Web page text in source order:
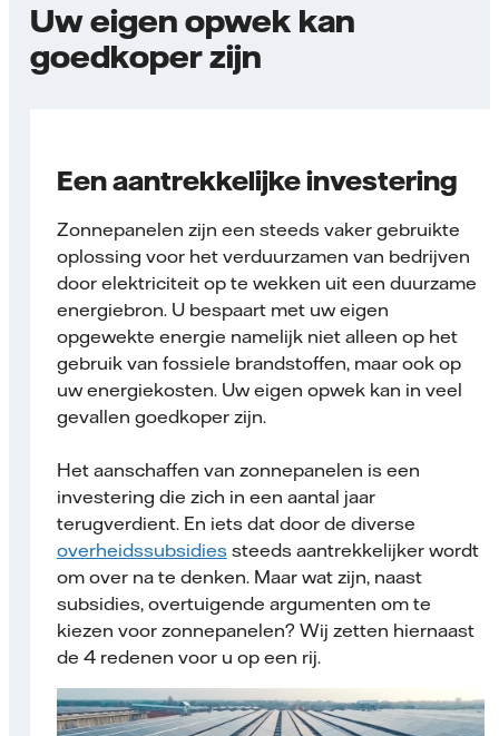
Uw eigen opwek kan
goedkoper zijn
Een aantrekkelijke investering
Zonnepanelen zijn een steeds vaker gebruikte
oplossing voor het verduurzamen van bedrijven
door elektriciteit op te wekken uit een duurzame
energiebron. U bespaart met uw eigen
opgewekte energie namelijk niet alleen op het
gebruik van fossiele brandstoffen, maar ook op
uw energiekosten. Uw eigen opwek kan in veel
gevallen goedkoper zijn.
Het aanschaffen van zonnepanelen is een
investering die zich in een aantal jaar
terugverdient. En iets dat door de diverse
overheidssubsidiessteeds aantrekkelijker wordt
om over na te denken. Maar wat zijn, naast
subsidies, overtuigende argumenten om te
kiezen voor zonnepanelen? Wij zetten hiernaast
de 4 redenen voor u op een rij.